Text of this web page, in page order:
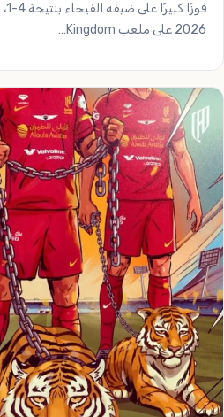
2026 على ملعب Kingdom…